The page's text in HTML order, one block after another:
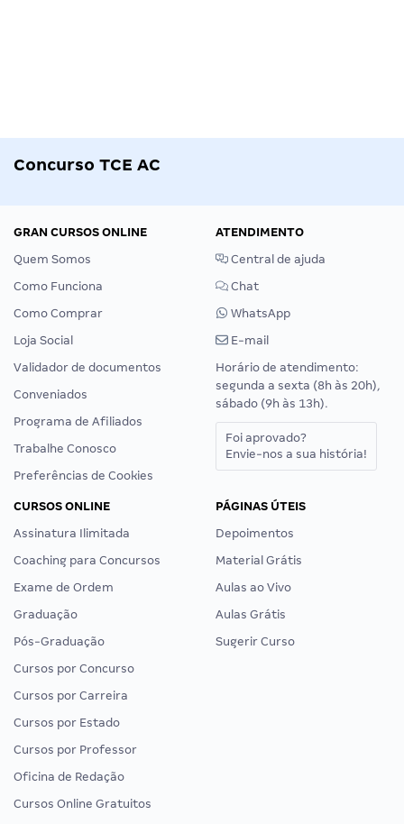
Concurso TCE AC
GRAN CURSOS ONLINE
Quem Somos
Como Funciona
Como Comprar
Loja Social
Validador de documentos
Conveniados
Programa de Afiliados
Trabalhe Conosco
Preferências de Cookies
ATENDIMENTO
Central de ajuda
Chat
WhatsApp
E-mail
Horário de atendimento:
segunda a sexta (8h às 20h),
sábado (9h às 13h).
Foi aprovado?
Envie-nos a sua história!
CURSOS ONLINE
Assinatura Ilimitada
Coaching para Concursos
Exame de Ordem
Graduação
Pós-Graduação
Cursos por Concurso
Cursos por Carreira
Cursos por Estado
Cursos por Professor
Oficina de Redação
Cursos Online Gratuitos
PÁGINAS ÚTEIS
Depoimentos
Material Grátis
Aulas ao Vivo
Aulas Grátis
Sugerir Curso